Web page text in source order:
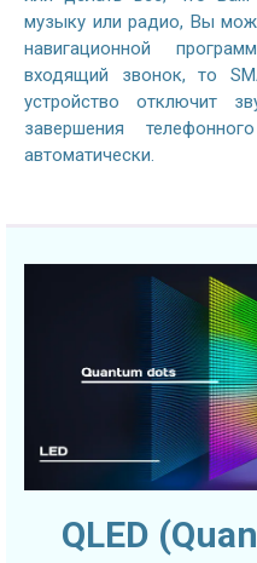
музыку или радио, Вы
навигационной
входящий звонок, то
устройство отключит
завершения
автоматически.
QLED